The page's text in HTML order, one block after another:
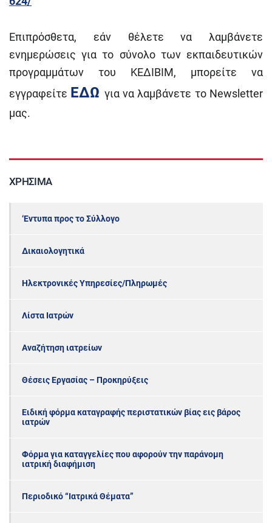
Επιπρόσθετα, εάν θέλετε να λαμβάνετε
ενημερώσεις για το σύνολο των εκπαιδευτικών
προγραμμάτων του ΚΕΔΙΒΙΜ, μπορείτε να
εγγραφείτε ΕΔΩ για να λαμβάνετε το Newsletter
μας.
ΧΡΉΣΙΜΑ
‘Εντυπα προς το Σύλλογο
Δικαιολογητικά
Ηλεκτρονικές Υπηρεσίες/Πληρωμές
Λίστα Ιατρών
Αναζήτηση ιατρείων
Θέσεις Εργασίας – Προκηρύξεις
Ειδική φόρμα καταγραφής περιστατικών βίας εις βάρος
ιατρών
Φόρμα για καταγγελίες που αφορούν την παράνομη
ιατρική διαφήμιση
Περιοδικό “Ιατρικά Θέματα”